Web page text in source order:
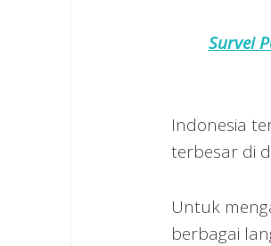
Survei
Indonesia
terbesar di
Untuk
berbagai